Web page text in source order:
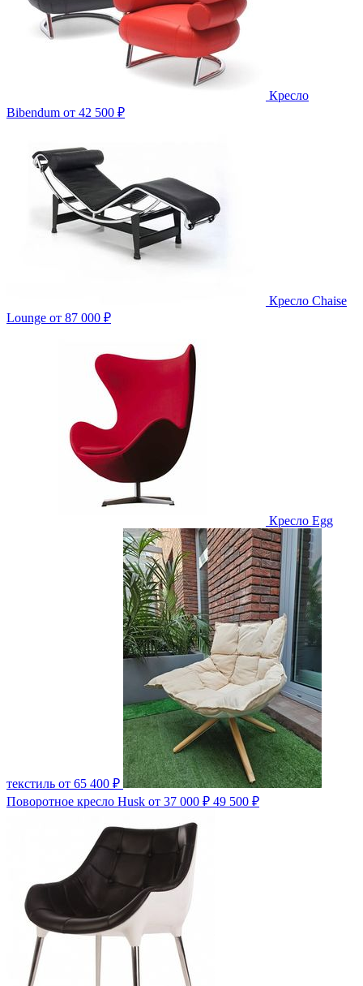
Кресло
Bibendum от 42 500 ₽
Кресло Chaise
Lounge от 87 000 ₽
Кресло Egg
текстиль от 65 400 ₽
Поворотное кресло Husk от 37 000 ₽ 49 500 ₽